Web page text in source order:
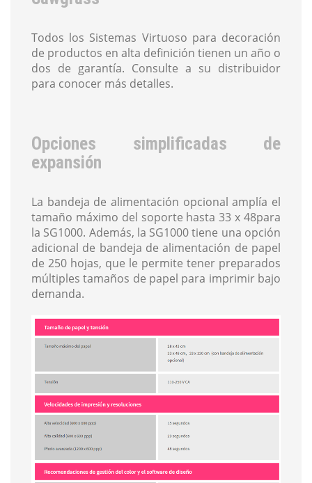
Todos los Sistemas Virtuoso para decoración
de productos en alta definición tienen un año o
dos de garantía. Consulte a su distribuidor
para conocer más detalles.
Opciones simplificadas de
expansión
La bandeja de alimentación opcional amplía el
tamaño máximo del soporte hasta 33 x 48para
la SG1000. Además, la SG1000 tiene una opción
adicional de bandeja de alimentación de papel
de 250 hojas, que le permite tener preparados
múltiples tamaños de papel para imprimir bajo
demanda.